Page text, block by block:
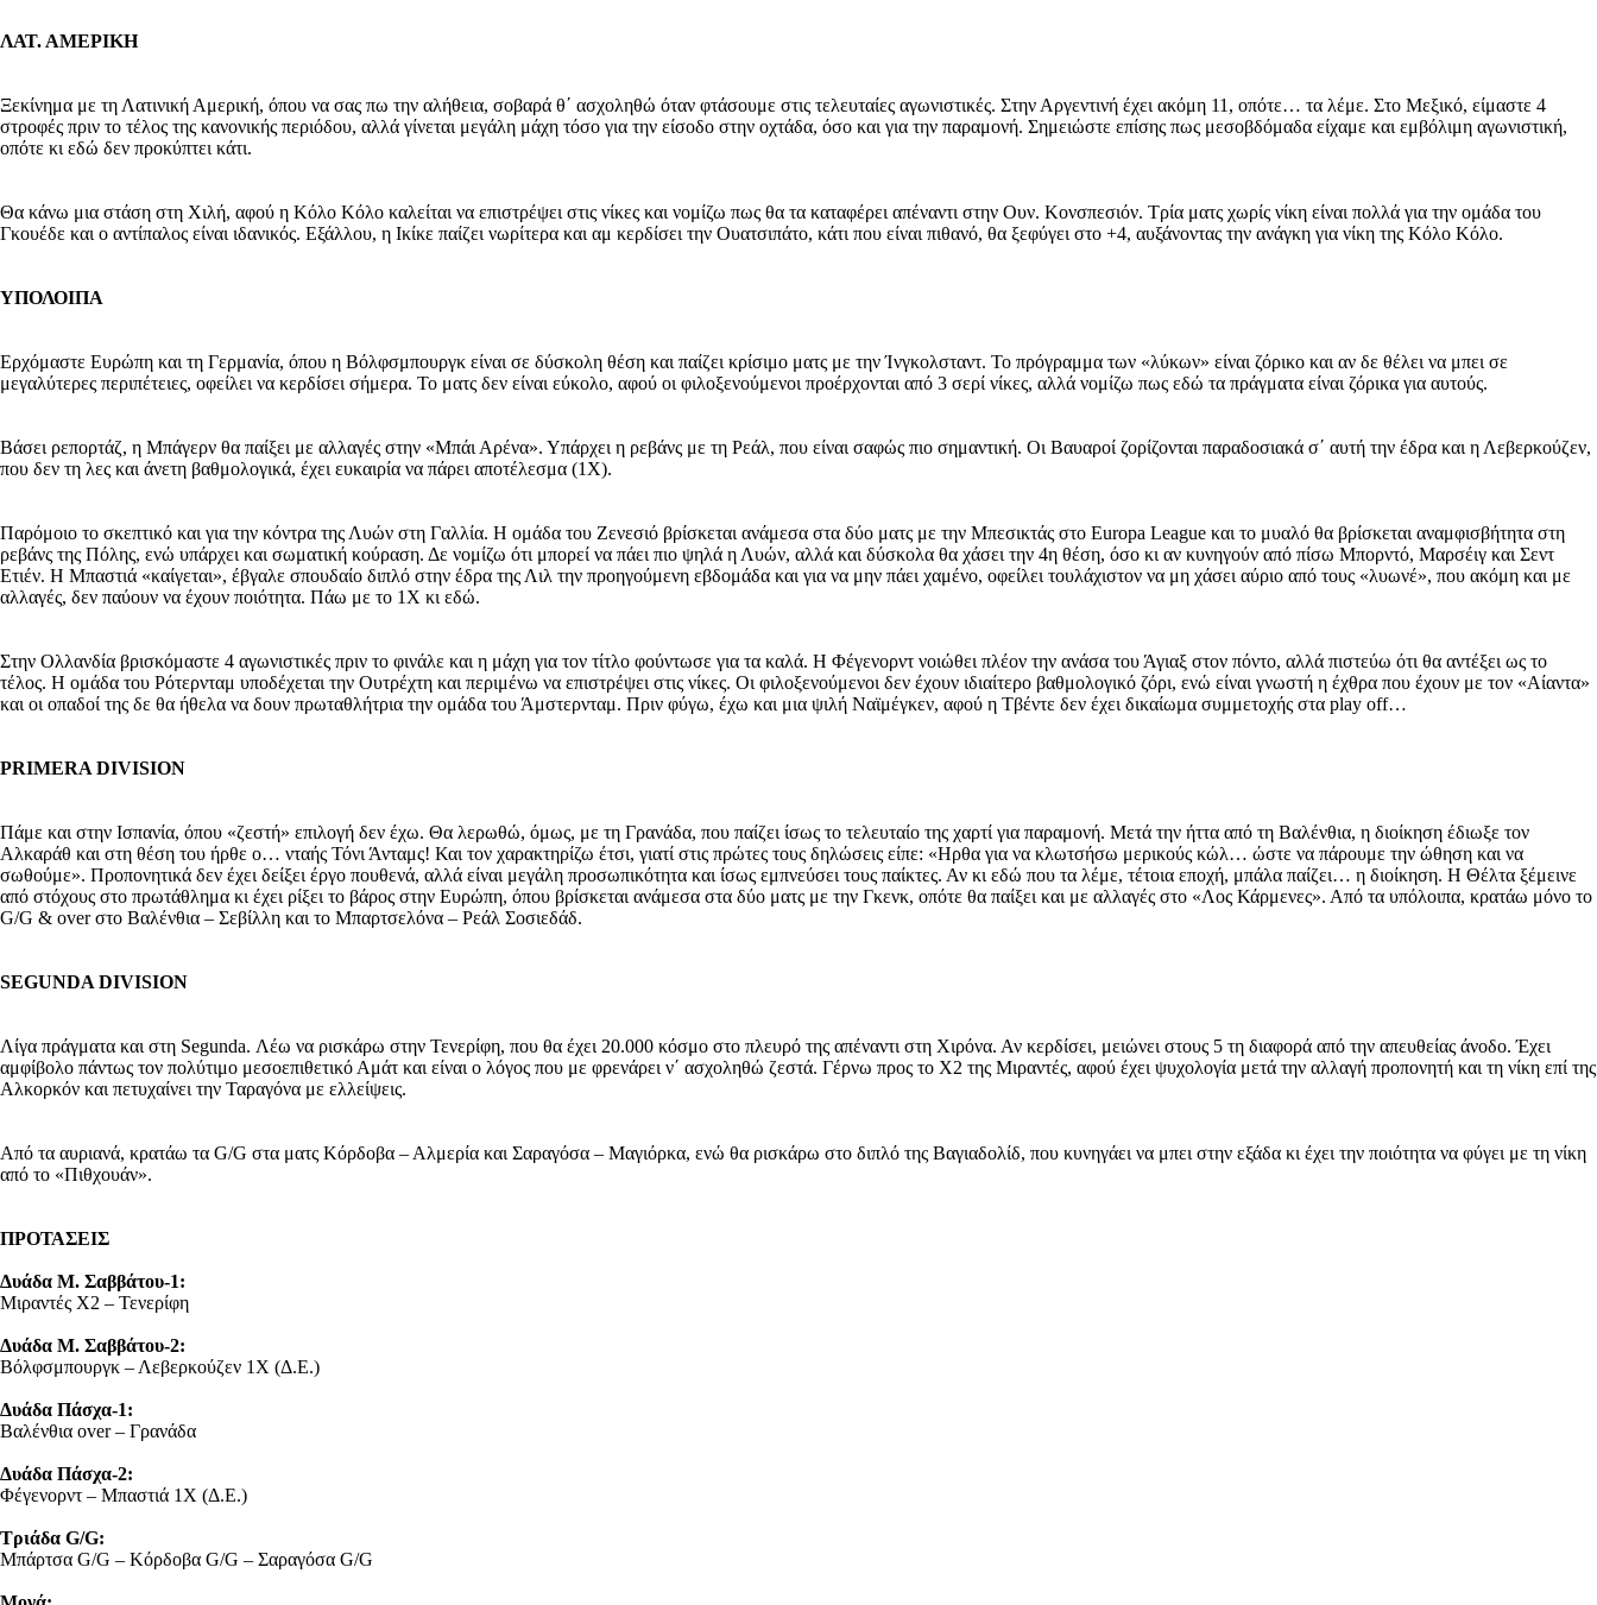
ΛΑΤ. ΑΜΕΡΙΚΗ
Ξεκίνημα με τη Λατινική Αμερική, όπου να σας πω την αλήθεια, σοβαρά θ΄ ασχοληθώ όταν φτάσουμε στις τελευταίες αγωνιστικές. Στην Αργεντινή έχει ακόμη 11, οπότε… τα λέμε. Στο Μεξικό, είμαστε 4
στροφές πριν το τέλος της κανονικής περιόδου, αλλά γίνεται μεγάλη μάχη τόσο για την είσοδο στην οχτάδα, όσο και για την παραμονή. Σημειώστε επίσης πως μεσοβδόμαδα είχαμε και εμβόλιμη αγωνιστική,
οπότε κι εδώ δεν προκύπτει κάτι.
Θα κάνω μια στάση στη Χιλή, αφού η Κόλο Κόλο καλείται να επιστρέψει στις νίκες και νομίζω πως θα τα καταφέρει απέναντι στην Ουν. Κονσπεσιόν. Τρία ματς χωρίς νίκη είναι πολλά για την ομάδα του
Γκουέδε και ο αντίπαλος είναι ιδανικός. Εξάλλου, η Ικίκε παίζει νωρίτερα και αμ κερδίσει την Ουατσιπάτο, κάτι που είναι πιθανό, θα ξεφύγει στο +4, αυξάνοντας την ανάγκη για νίκη της Κόλο Κόλο.
ΥΠΟΛΟΙΠΑ
Ερχόμαστε Ευρώπη και τη Γερμανία, όπου η Βόλφσμπουργκ είναι σε δύσκολη θέση και παίζει κρίσιμο ματς με την Ίνγκολσταντ. Το πρόγραμμα των «λύκων» είναι ζόρικο και αν δε θέλει να μπει σε
μεγαλύτερες περιπέτειες, οφείλει να κερδίσει σήμερα. Το ματς δεν είναι εύκολο, αφού οι φιλοξενούμενοι προέρχονται από 3 σερί νίκες, αλλά νομίζω πως εδώ τα πράγματα είναι ζόρικα για αυτούς.
Βάσει ρεπορτάζ, η Μπάγερν θα παίξει με αλλαγές στην «Μπάι Αρένα». Υπάρχει η ρεβάνς με τη Ρεάλ, που είναι σαφώς πιο σημαντική. Οι Βαυαροί ζορίζονται παραδοσιακά σ΄ αυτή την έδρα και η Λεβερκούζεν,
που δεν τη λες και άνετη βαθμολογικά, έχει ευκαιρία να πάρει αποτέλεσμα (1Χ).
Παρόμοιο το σκεπτικό και για την κόντρα της Λυών στη Γαλλία. Η ομάδα του Ζενεσιό βρίσκεται ανάμεσα στα δύο ματς με την Μπεσικτάς στο Europa League και το μυαλό θα βρίσκεται αναμφισβήτητα στη
ρεβάνς της Πόλης, ενώ υπάρχει και σωματική κούραση. Δε νομίζω ότι μπορεί να πάει πιο ψηλά η Λυών, αλλά και δύσκολα θα χάσει την 4η θέση, όσο κι αν κυνηγούν από πίσω Μπορντό, Μαρσέιγ και Σεντ
Ετιέν. Η Μπαστιά «καίγεται», έβγαλε σπουδαίο διπλό στην έδρα της Λιλ την προηγούμενη εβδομάδα και για να μην πάει χαμένο, οφείλει τουλάχιστον να μη χάσει αύριο από τους «λυωνέ», που ακόμη και με
αλλαγές, δεν παύουν να έχουν ποιότητα. Πάω με το 1Χ κι εδώ.
Στην Ολλανδία βρισκόμαστε 4 αγωνιστικές πριν το φινάλε και η μάχη για τον τίτλο φούντωσε για τα καλά. Η Φέγενορντ νοιώθει πλέον την ανάσα του Άγιαξ στον πόντο, αλλά πιστεύω ότι θα αντέξει ως το
τέλος. Η ομάδα του Ρότερνταμ υποδέχεται την Ουτρέχτη και περιμένω να επιστρέψει στις νίκες. Οι φιλοξενούμενοι δεν έχουν ιδιαίτερο βαθμολογικό ζόρι, ενώ είναι γνωστή η έχθρα που έχουν με τον «Αίαντα»
και οι οπαδοί της δε θα ήθελα να δουν πρωταθλήτρια την ομάδα του Άμστερνταμ. Πριν φύγω, έχω και μια ψιλή Ναϊμέγκεν, αφού η Τβέντε δεν έχει δικαίωμα συμμετοχής στα play off…
PRIMERA DIVISION
Πάμε και στην Ισπανία, όπου «ζεστή» επιλογή δεν έχω. Θα λερωθώ, όμως, με τη Γρανάδα, που παίζει ίσως το τελευταίο της χαρτί για παραμονή. Μετά την ήττα από τη Βαλένθια, η διοίκηση έδιωξε τον
Αλκαράθ και στη θέση του ήρθε ο… νταής Τόνι Άνταμς! Και τον χαρακτηρίζω έτσι, γιατί στις πρώτες τους δηλώσεις είπε: «Ηρθα για να κλωτσήσω μερικούς κώλ… ώστε να πάρουμε την ώθηση και να
σωθούμε». Προπονητικά δεν έχει δείξει έργο πουθενά, αλλά είναι μεγάλη προσωπικότητα και ίσως εμπνεύσει τους παίκτες. Αν κι εδώ που τα λέμε, τέτοια εποχή, μπάλα παίζει… η διοίκηση. Η Θέλτα ξέμεινε
από στόχους στο πρωτάθλημα κι έχει ρίξει το βάρος στην Ευρώπη, όπου βρίσκεται ανάμεσα στα δύο ματς με την Γκενκ, οπότε θα παίξει και με αλλαγές στο «Λος Κάρμενες». Από τα υπόλοιπα, κρατάω μόνο το
G/G & over στο Βαλένθια – Σεβίλλη και το Μπαρτσελόνα – Ρεάλ Σοσιεδάδ.
SEGUNDA DIVISION
Λίγα πράγματα και στη Segunda. Λέω να ρισκάρω στην Τενερίφη, που θα έχει 20.000 κόσμο στο πλευρό της απέναντι στη Χιρόνα. Αν κερδίσει, μειώνει στους 5 τη διαφορά από την απευθείας άνοδο. Έχει
αμφίβολο πάντως τον πολύτιμο μεσοεπιθετικό Αμάτ και είναι ο λόγος που με φρενάρει ν΄ ασχοληθώ ζεστά. Γέρνω προς το Χ2 της Μιραντές, αφού έχει ψυχολογία μετά την αλλαγή προπονητή και τη νίκη επί της
Αλκορκόν και πετυχαίνει την Ταραγόνα με ελλείψεις.
Από τα αυριανά, κρατάω τα G/G στα ματς Κόρδοβα – Αλμερία και Σαραγόσα – Μαγιόρκα, ενώ θα ρισκάρω στο διπλό της Βαγιαδολίδ, που κυνηγάει να μπει στην εξάδα κι έχει την ποιότητα να φύγει με τη νίκη
από το «Πιθχουάν».
ΠΡΟΤΑΣΕΙΣ
Δυάδα Μ. Σαββάτου-1:
Μιραντές Χ2 – Τενερίφη
Δυάδα Μ. Σαββάτου-2:
Βόλφσμπουργκ – Λεβερκούζεν 1Χ (Δ.Ε.)
Δυάδα Πάσχα-1:
Βαλένθια over – Γρανάδα
Δυάδα Πάσχα-2:
Φέγενορντ – Μπαστιά 1Χ (Δ.Ε.)
Τριάδα G/G:
Μπάρτσα G/G – Κόρδοβα G/G – Σαραγόσα G/G